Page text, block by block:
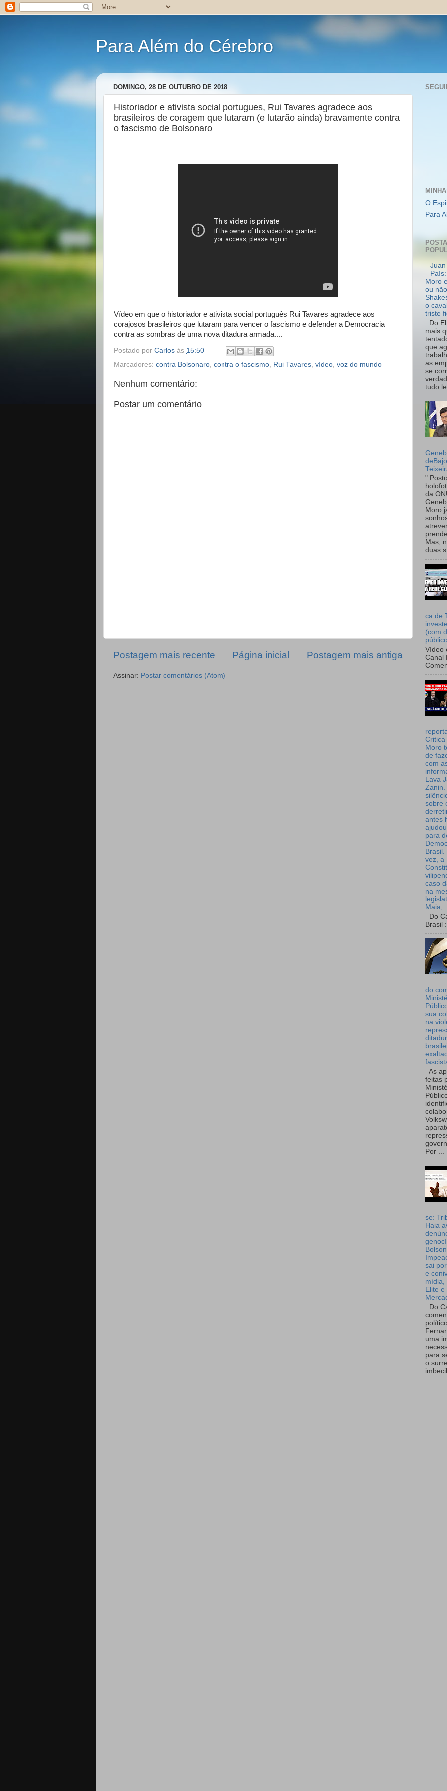
Para Além do Cérebro
DOMINGO, 28 DE OUTUBRO DE 2018
Historiador e ativista social portugues, Rui Tavares agradece aos
brasileiros de coragem que lutaram (e lutarão ainda) bravamente contra
o fascismo de Bolsonaro
Vídeo em que o historiador e ativista social português Rui Tavares agradece aos
corajosos brasileiros que lutaram para vencer o fascismo e defender a Democracia
contra as sombras de uma nova ditadura armada....
Postado por Carlos às 15:50
Marcadores: contra Bolsonaro contra o fascismo Rui Tavares vídeo voz do mundo
Nenhum comentário:
Postar um comentário
Postagem mais recente Postagem mais antiga
Página inicial
Assinar: Postar comentários (Atom)
O
Para
Juan
Moro
ou
o
triste
Do
mais
que
as
se
tudo
"
da
Moro
Mas,
duas
ca de
(com
Vídeo
Canal
Critica
Moro
de
com
Lava
Zanin.
sobre
antes
para
Brasil.
vez, a
caso
na
Maia,
Do
Brasil :
do
sua
na
As
feitas
Por ...
se:
Haia
sai
e
mídia,
Elite e
Do
uma
para
o